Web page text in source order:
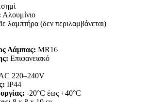
Αλουμίνιο
λαμπτήρα (δεν περιλαμβάνεται)
Λάμπας: MR16
Επιφανειακό
220–240V
IP44
-20°C έως +40°C